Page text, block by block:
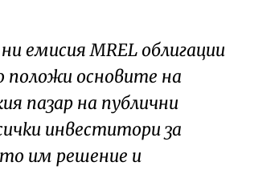
емисия MREL облигации
положи основите на
пазар на публични
инвеститори за
им решение и